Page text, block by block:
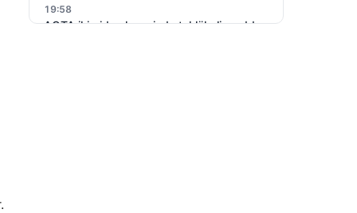
19:58
AQTA iki qida əlavəsində təhlükəli maddə